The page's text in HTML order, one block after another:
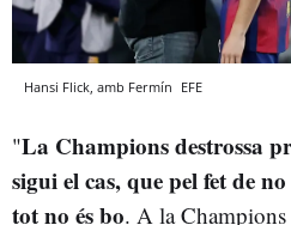
Hansi Flick, amb Fermín EFE
"La Champions destrossa
sigui el cas, que pel fet de
tot no és bo. A la